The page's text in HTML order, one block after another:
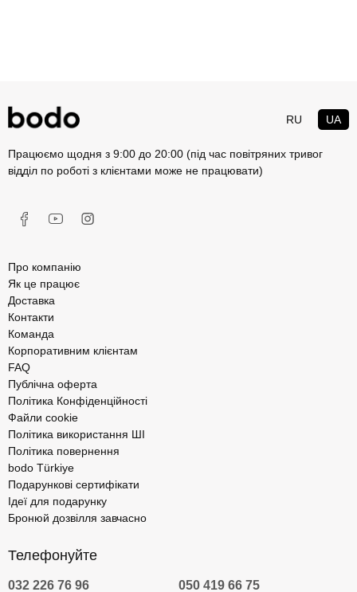
RU UA
Працюємо щодня з 9:00 до 20:00 (під час повітряних тривог
відділ по роботі з клієнтами може не працювати)
Про компанію
Як це працює
Доставка
Контакти
Команда
Корпоративним клієнтам
FAQ
Публічна оферта
Політика Конфіденційності
Файли cookie
Політика використання ШІ
Політика повернення
bodo Türkiye
Подарункові сертифікати
Ідеї для подарунку
Бронюй дозвілля завчасно
Телефонуйте
032 226 76 96
050 419 66 75